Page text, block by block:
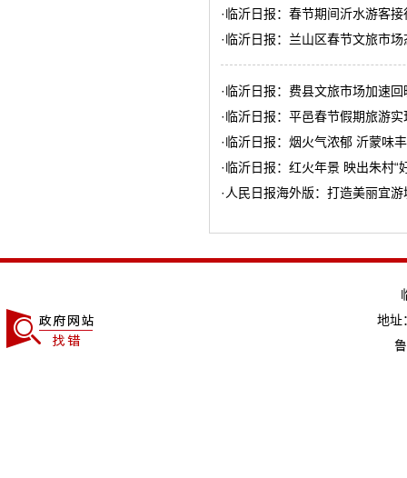
·临沂日报：春节期间沂水游客
·临沂日报：兰山区春节文旅市
·临沂日报：费县文旅市场加速回
·临沂日报：平邑春节假期旅游
·临沂日报：烟火气浓郁 沂蒙味
·临沂日报：红火年景 映出朱村“
· 人民日报海外版：打造美丽宜游
地址